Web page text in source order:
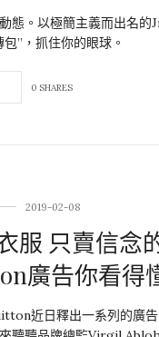
態。以極簡主義而出名的
”，抓住你的眼球。
0 SHARES
2019-02-08
服 只賣信念
廣告你看得
近日釋出一系列的廣